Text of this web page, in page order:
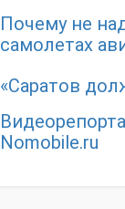
Почему не
самолетах
«Саратов
Nomobile.ru